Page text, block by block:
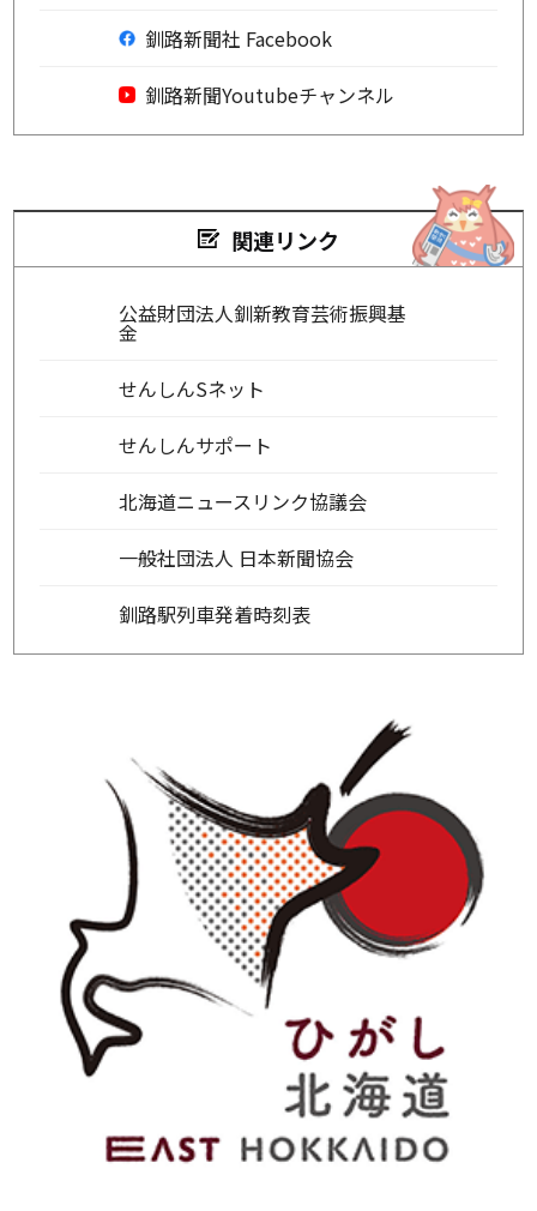
釧路新聞社 Facebook
釧路新聞Youtubeチャンネル
関連リンク
公益財団法人釧新教育芸術振興基
金
せんしんSネット
せんしんサポート
北海道ニュースリンク協議会
一般社団法人 日本新聞協会
釧路駅列車発着時刻表